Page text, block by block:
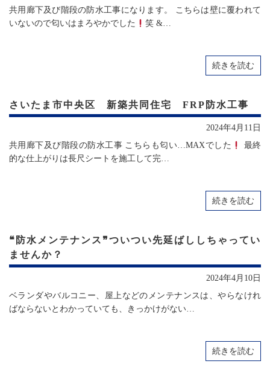
共用廊下及び階段の防水工事になります。 こちらは壁に覆われて
いないので匂いはまろやかでした
笑 &…
続きを読む
さいたま市中央区 新築共同住宅 FRP防水工事
2024年4月11日
共用廊下及び階段の防水工事 こちらも匂い…MAXでした
最終
的な仕上がりは長尺シートを施工して完…
続きを読む
❝防水メンテナンス❞ついつい先延ばししちゃってい
ませんか？
2024年4月10日
ベランダやバルコニー、屋上などのメンテナンスは、やらなけれ
ばならないとわかっていても、きっかけがない…
続きを読む